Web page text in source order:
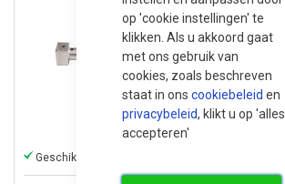
op 'cookie instellingen' te
klikken. Als u akkoord gaat
met ons gebruik van
cookies, zoals beschreven
staat in ons cookiebeleid en
privacybeleid, klikt u op 'alles
accepteren'